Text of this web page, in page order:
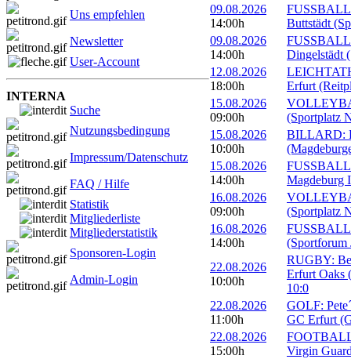
Uns empfehlen
Newsletter
User-Account
INTERNA
Suche
Nutzungsbedingung
Impressum/Datenschutz
FAQ / Hilfe
Statistik
Mitgliederliste
Mitgliederstatistik
Sponsoren-Login
Admin-Login
09.08.2026
14:00h
Buttstädt
09.08.2026
14:00h
Dingelstädt
12.08.2026
18:00h
Erfurt
15.08.2026
09:00h
(Sportplatz
15.08.2026
10:00h
BILLARD:
15.08.2026
14:00h
Magdeburg
16.08.2026
09:00h
(Sportplatz
16.08.2026
14:00h
(Sportforum
22.08.2026
10:00h
RUGBY:
Erfurt Oaks
10:0
22.08.2026
11:00h
GOLF:
GC Erfurt
22.08.2026
15:00h
Virgin